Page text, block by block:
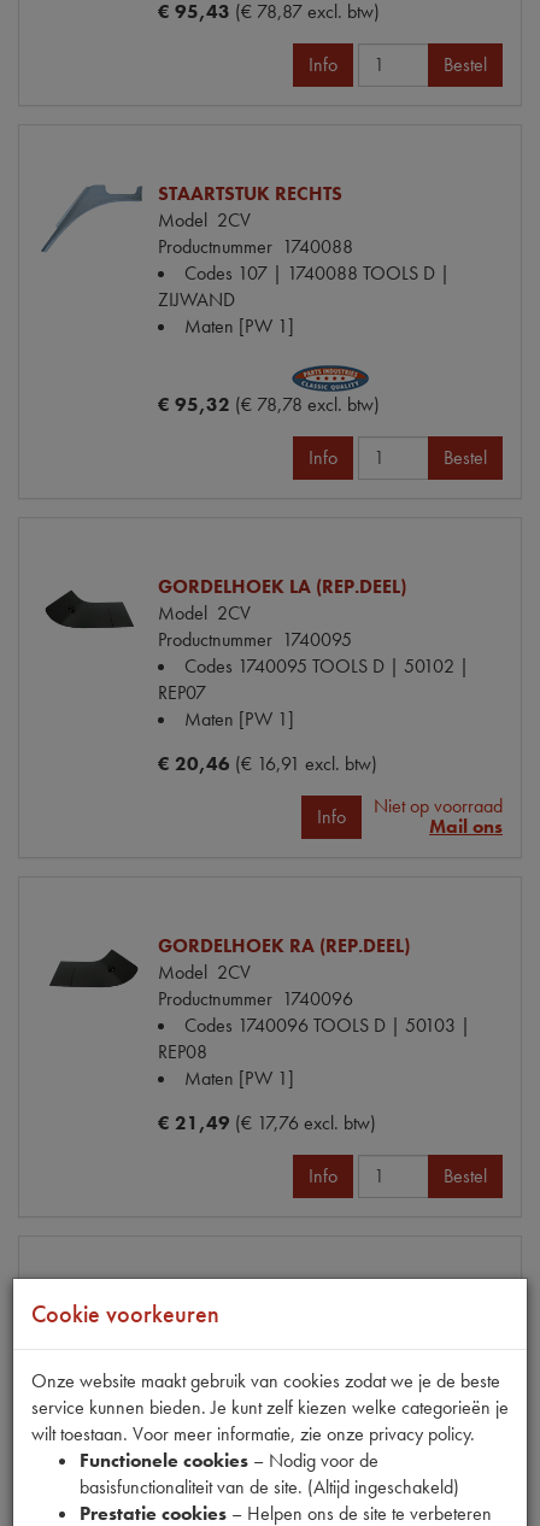
€ 95,43 (€ 78,87 excl. btw)
Info Bestel
STAARTSTUK RECHTS
Model 2CV
Productnummer 1740088
Codes 107 | 1740088 TOOLS D |
ZIJWAND
Maten [PW 1]
€ 95,32 (€ 78,78 excl. btw)
Info Bestel
GORDELHOEK LA (REP.DEEL)
Model 2CV
Productnummer 1740095
Codes 1740095 TOOLS D | 50102 |
REP07
Maten [PW 1]
€ 20,46 (€ 16,91 excl. btw)
Info
Niet op voorraad
Mail ons
GORDELHOEK RA (REP.DEEL)
Model 2CV
Productnummer 1740096
Codes 1740096 TOOLS D | 50103 |
REP08
Maten [PW 1]
€ 21,49 (€ 17,76 excl. btw)
Info Bestel
Model2CV
Productnummer1740097
Codes 107 | 1740097 TOOLS D |
ZIJWAND
Maten[PW 1]
€ 53,16(€ 43,93 excl. btw)
Cookie voorkeuren
Onze website maakt gebruik van cookies zodat we je de beste
service kunnen bieden. Je kunt zelf kiezen welke categorieën je
wilt toestaan. Voor meer informatie, zie onze privacy policy.
Functionele cookies – Nodig voor de
basisfunctionaliteit van de site. (Altijd ingeschakeld)
Prestatie cookies – Helpen ons de site te verbeteren